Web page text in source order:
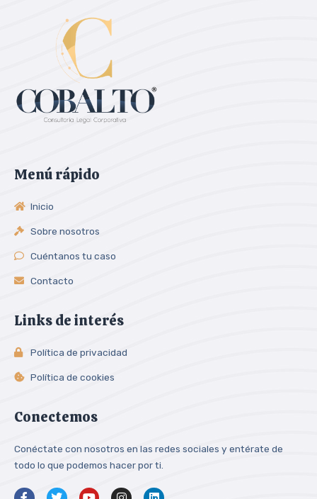
Menú rápido
Inicio
Sobre nosotros
Cuéntanos tu caso
Contacto
Links de interés
Política de privacidad
Política de cookies
Conectemos
Conéctate con nosotros en las redes sociales y entérate de
todo lo que podemos hacer por ti.